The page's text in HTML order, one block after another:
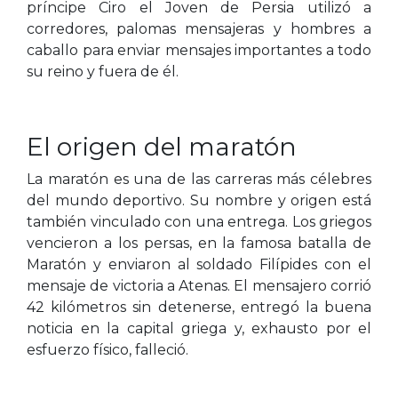
príncipe Ciro el Joven de Persia utilizó a
corredores, palomas mensajeras y hombres a
caballo para enviar mensajes importantes a todo
su reino y fuera de él.
El origen del maratón
La maratón es una de las carreras más célebres
del mundo deportivo. Su nombre y origen está
también vinculado con una entrega. Los griegos
vencieron a los persas, en la famosa batalla de
Maratón y enviaron al soldado Filípides con el
mensaje de victoria a Atenas. El mensajero corrió
42 kilómetros sin detenerse, entregó la buena
noticia en la capital griega y, exhausto por el
esfuerzo físico, falleció.